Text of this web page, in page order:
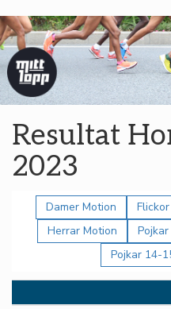
Resultat
2023
Damer Motion
Herrar Motion
Pojkar 14-